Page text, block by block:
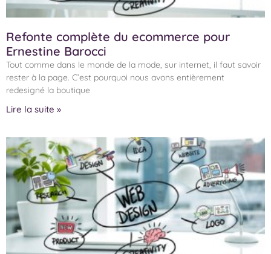
Refonte complète du ecommerce pour
Ernestine Barocci
Tout comme dans le monde de la mode, sur internet, il faut savoir
rester à la page. C’est pourquoi nous avons entièrement
redesigné la boutique
Lire la suite »